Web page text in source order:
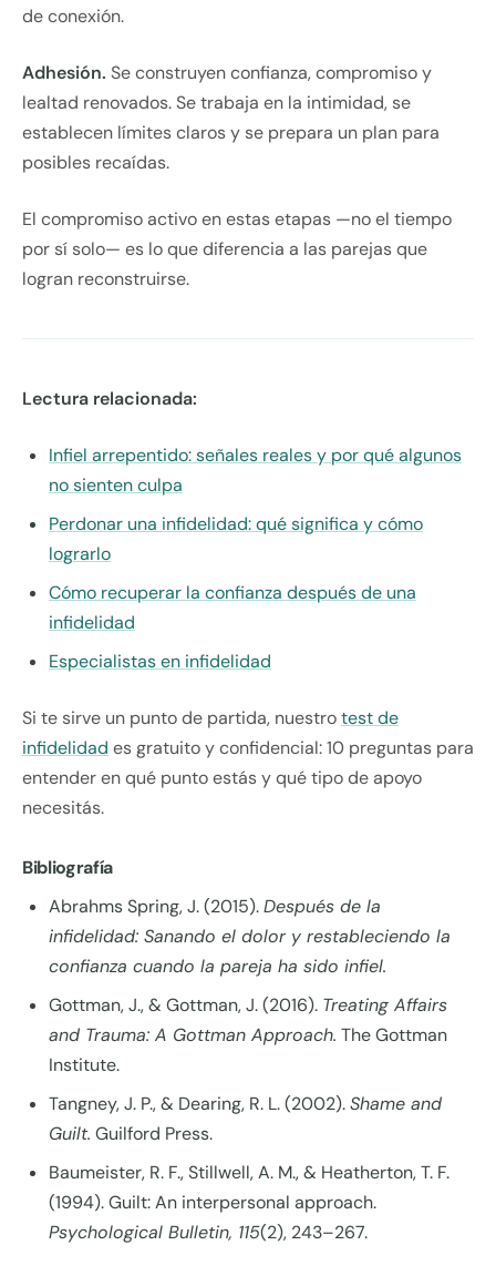
de conexión.
Adhesión. Se construyen confianza, compromiso y
lealtad renovados. Se trabaja en la intimidad, se
establecen límites claros y se prepara un plan para
posibles recaídas.
El compromiso activo en estas etapas —no el tiempo
por sí solo— es lo que diferencia a las parejas que
logran reconstruirse.
Lectura relacionada:
Infiel arrepentido: señales reales y por qué algunos
no sienten culpa
Perdonar una infidelidad: qué significa y cómo
lograrlo
Cómo recuperar la confianza después de una
infidelidad
Especialistas en infidelidad
Si te sirve un punto de partida, nuestrotest de
infidelidad es gratuito y confidencial: 10 preguntas para
entender en qué punto estás y qué tipo de apoyo
necesitás.
Bibliografía
Abrahms Spring, J. (2015).Después de la
infidelidad: Sanando el dolor y restableciendo la
confianza cuando la pareja ha sido infiel.
Gottman, J., & Gottman, J. (2016). Treating Affairs
and Trauma: A Gottman Approach. The Gottman
Institute.
Tangney, J. P., & Dearing, R. L. (2002).Shame and
Guilt. Guilford Press.
Baumeister, R. F., Stillwell, A. M., & Heatherton, T. F.
(1994). Guilt: An interpersonal approach.
Psychological Bulletin, 115(2), 243–267.